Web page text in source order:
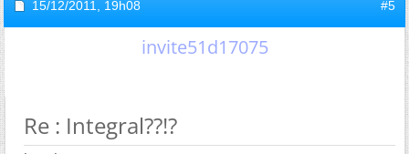
15/12/2011, 19h08 #5
invite51d17075
Re : Integral??!?